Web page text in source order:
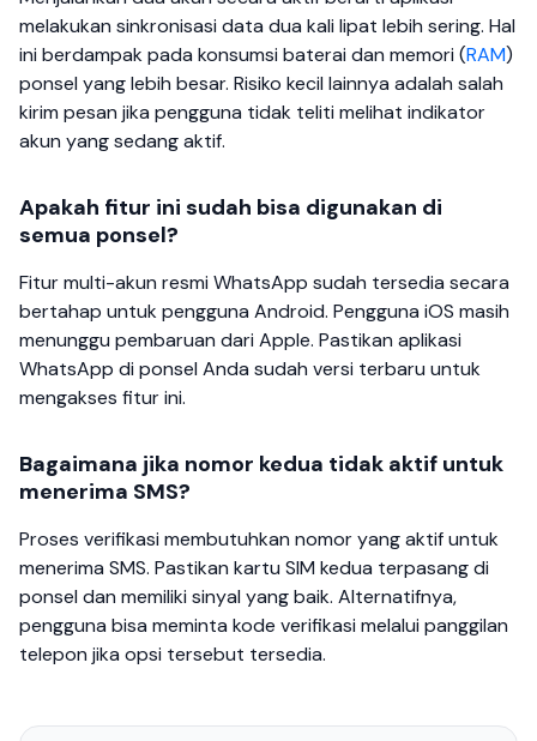
melakukan sinkronisasi data dua kali lipat lebih sering. Hal
ini berdampak pada konsumsi baterai dan memori (RAM)
ponsel yang lebih besar. Risiko kecil lainnya adalah salah
kirim pesan jika pengguna tidak teliti melihat indikator
akun yang sedang aktif.
Apakah fitur ini sudah bisa digunakan di
semua ponsel?
Fitur multi-akun resmi WhatsApp sudah tersedia secara
bertahap untuk pengguna Android. Pengguna iOS masih
menunggu pembaruan dari Apple. Pastikan aplikasi
WhatsApp di ponsel Anda sudah versi terbaru untuk
mengakses fitur ini.
Bagaimana jika nomor kedua tidak aktif untuk
menerima SMS?
Proses verifikasi membutuhkan nomor yang aktif untuk
menerima SMS. Pastikan kartu SIM kedua terpasang di
ponsel dan memiliki sinyal yang baik. Alternatifnya,
pengguna bisa meminta kode verifikasi melalui panggilan
telepon jika opsi tersebut tersedia.